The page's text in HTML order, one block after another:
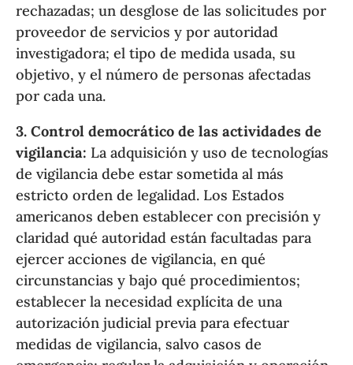
rechazadas; un desglose de las solicitudes por
proveedor de servicios y por autoridad
investigadora; el tipo de medida usada, su
objetivo, y el número de personas afectadas
por cada una.
3. Control democrático de las actividades de
vigilancia: La adquisición y uso de tecnologías
de vigilancia debe estar sometida al más
estricto orden de legalidad. Los Estados
americanos deben establecer con precisión y
claridad qué autoridad están facultadas para
ejercer acciones de vigilancia, en qué
circunstancias y bajo qué procedimientos;
establecer la necesidad explícita de una
autorización judicial previa para efectuar
medidas de vigilancia, salvo casos de